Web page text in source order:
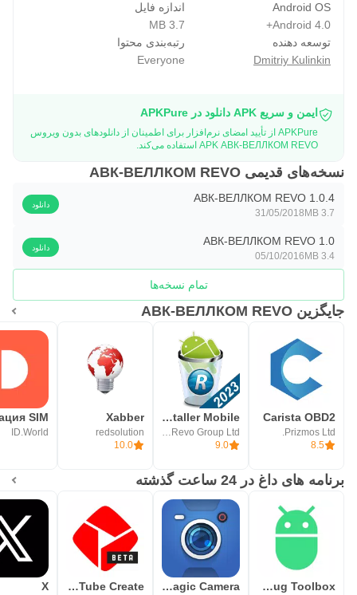
Android OS
Android 4.0+
اندازه فایل
3.7 MB
توسعه دهنده
Dmitriy Kulinkin
رتبه‌بندی محتوا
Everyone
ایمن و سریع APK دانلود در APKPure
APKPure از تأیید امضای نرم‌افزار برای اطمینان از دانلودهای بدون ویروس
APK АВК-ВЕЛЛКОМ REVO استفاده می‌کند.
نسخه‌های قدیمی АВК-ВЕЛЛКОМ REVO
АВК-ВЕЛЛКОМ REVO 1.0.4
3.7 MB
31/05/2018
دانلود
АВК-ВЕЛЛКОМ REVO 1.0
3.4 MB
05/10/2016
دانلود
تمام نسخه‌ها
جایگزین АВК-ВЕЛЛКОМ REVO
Carista OBD2
Prizmos Ltd.
8.5
Revo Uninstaller Mobile
VS Revo Group Ltd.
9.0
Xabber
redsolution
10.0
ID.World
برنامه های داغ در 24 ساعت گذشته
ADB Shell - Debug Toolbox
Blackmagic Camera
YouTube Create
X